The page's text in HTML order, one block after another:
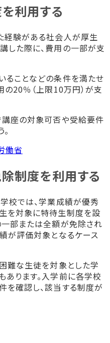
利用する
経験がある社会人が厚生
した際に、費用の一部が支
ることなどの条件を満たせ
20％（上限10万円）が支
講座の対象可否や受給要件
働省
制度を利用する
校では、学業成績が優秀
を対象に特待生制度を設
部または全額が免除され
が評価対象となるケース
難な生徒を対象とした学
ります。入学前に各学校
確認し、該当する制度が